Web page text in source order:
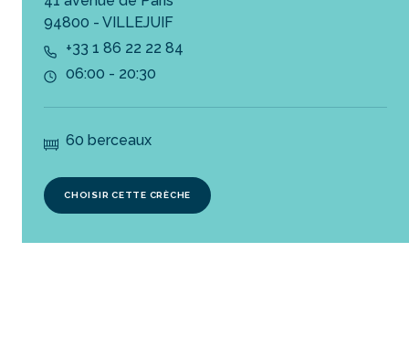
94800 - VILLEJUIF
+33 1 86 22 22 84
06:00 - 20:30
60 berceaux
CHOISIR CETTE CRÈCHE